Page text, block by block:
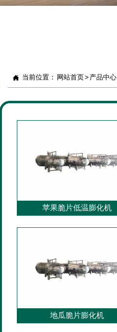
苹果脆片低温膨化机
地瓜脆片膨化机
 当前位置： 网站首页>产品中心